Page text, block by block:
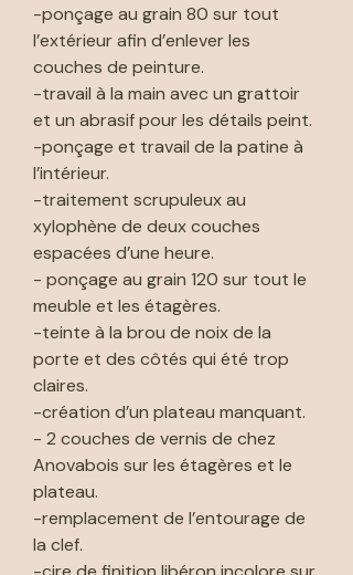
-ponçage au grain 80 sur tout
l’extérieur afin d’enlever les
couches de peinture.
-travail à la main avec un grattoir
et un abrasif pour les détails peint.
-ponçage et travail de la patine à
l’intérieur.
-traitement scrupuleux au
xylophène de deux couches
espacées d’une heure.
- ponçage au grain 120 sur tout le
meuble et les étagères.
-teinte à la brou de noix de la
porte et des côtés qui été trop
claires.
-création d’un plateau manquant.
- 2 couches de vernis de chez
Anovabois sur les étagères et le
plateau.
-remplacement de l’entourage de
la clef.